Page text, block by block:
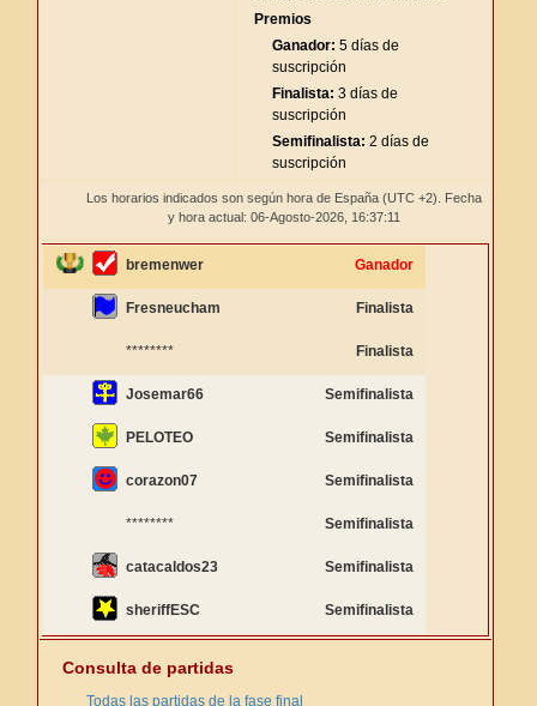
Premios
Ganador: 5 días de
suscripción
Finalista: 3 días de
suscripción
Semifinalista: 2 días de
suscripción
Los horarios indicados son según hora de España (UTC +2). Fecha
y hora actual: 06-Agosto-2026, 16:37:11
bremenwer Ganador
Fresneucham Finalista
******** Finalista
Josemar66 Semifinalista
PELOTEO Semifinalista
corazon07 Semifinalista
******** Semifinalista
catacaldos23 Semifinalista
sheriffESC Semifinalista
Consulta de partidas
Todas las partidas de la fase final